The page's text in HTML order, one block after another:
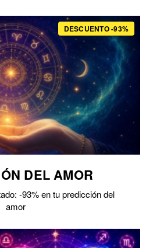
DESCUENTO -93%
DEL AMOR
-93% en tu predicción del
amor